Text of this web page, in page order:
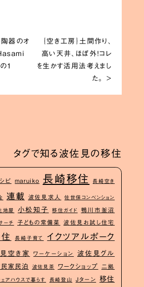
陶器のオ
1
｛空き工房｝土間作り、
高い天井、ほぼ外！コレ
を生かす活用法考えまし
た。
>
タグで知る波佐見の移住
ピ maruiko 長崎移住 長崎空き
連載 波佐見求人 佐世保コンベンション
地屋 小松知子 移住ガイド 鴨川市釜沼
ーチ 子どもの常備菜 波佐見お試し住宅
長崎子育て
イクツアルポーク
空き家 ワーケーション
波佐見グル
家民泊 波佐見茶 ワークショップ 二拠
ェアハウスで暮らす 長崎登山 Jターン
移住